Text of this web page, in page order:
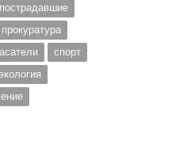
пострадавшие
прокуратура
спорт